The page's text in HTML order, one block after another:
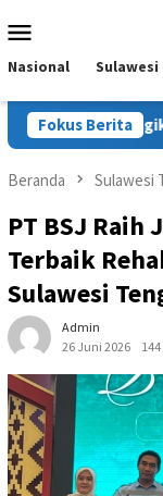
ke
Mobile
Nasional
Fokus Berita
Bagikan
Beranda Sulawesi
PT BSJ Raih
Terbaik
Sulawesi
Admin
26 Juni 2026